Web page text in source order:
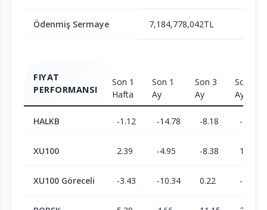
Ödenmiş Sermaye 7,184,778,042TL
FIYAT
PERFORMANSI
Son 1
Hafta
Son 1
Ay
Son 3
Ay
Son 6
Ay
HALKB -1.12 -14.78 -8.18 -14.74
XU100 2.39 -4.95 -8.38 1.9
XU100 Göreceli -3.43 -10.34 0.22 -16.33